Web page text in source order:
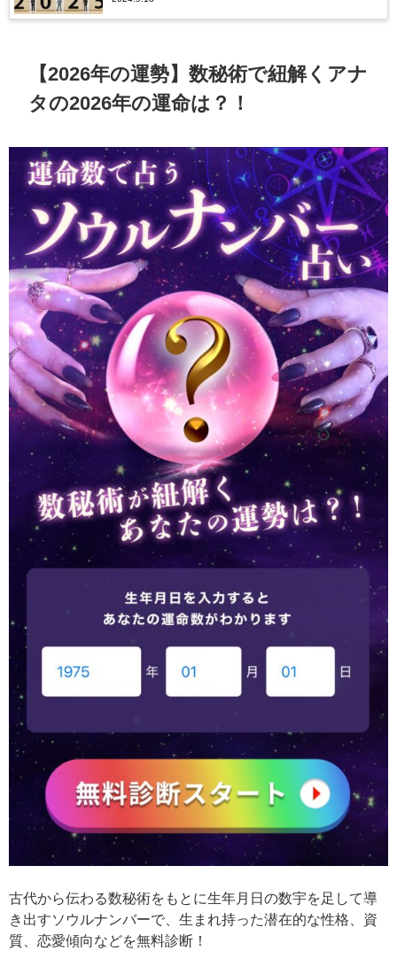
【2026年の運勢】数秘術で紐解くアナ
タの2026年の運命は？！
古代から伝わる数秘術をもとに生年月日の数宇を足して導
き出すソウルナンバーで、生まれ持った潜在的な性格、資
質、恋愛傾向などを無料診断！